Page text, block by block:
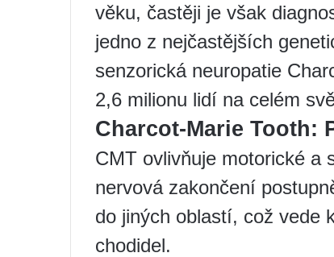
věku, častěji je však
jedno z nejčastějších
senzorická neuropatie
2,6 milionu lidí na celém
Charcot-Marie Tooth:
CMT ovlivňuje motorické a
nervová zakončení
do jiných oblastí, což vede
chodidel.